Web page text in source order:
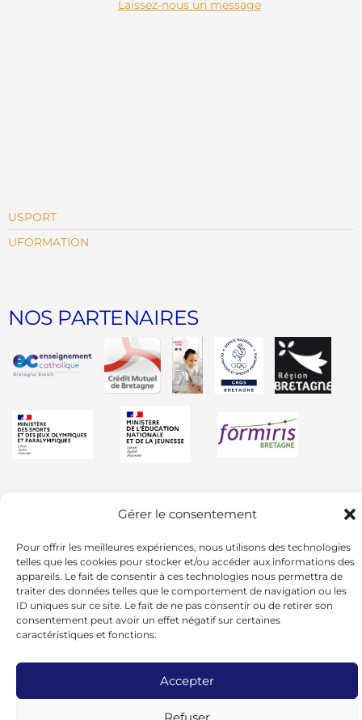
Gérer le consentement
Pour offrir les meilleures expériences, nous utilisons des technologies
telles que les cookies pour stocker et/ou accéder aux informations des
appareils. Le fait de consentir à ces technologies nous permettra de
traiter des données telles que le comportement de navigation ou les
ID uniques sur ce site. Le fait de ne pas consentir ou de retirer son
consentement peut avoir un effet négatif sur certaines
caractéristiques et fonctions.
Accepter
Refuser
Laissez-nous un message
USPORT
UFORMATION
NOS PARTENAIRES
© 2024 - UGSEL BRETAGNE -
Légales